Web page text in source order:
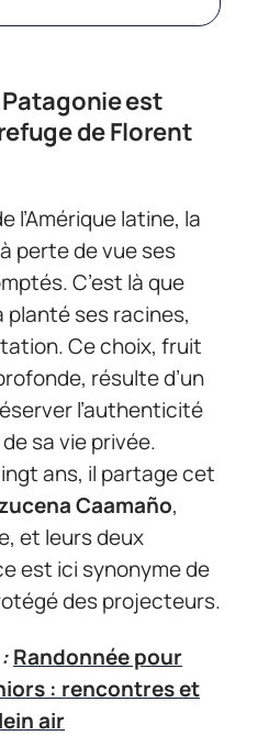
est
de Florent
l’Amérique latine, la
perte de vue ses
C’est là que
planté ses racines,
Ce choix, fruit
résulte d’un
l’authenticité
sa vie privée.
ans, il partage cet
Caamaño,
et leurs deux
est ici synonyme de
des projecteurs.
Randonnée pour
: rencontres et
air